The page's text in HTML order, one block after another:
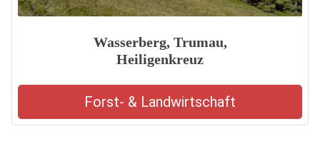
Wasserberg, Trumau,
Heiligenkreuz
Forst- & Landwirtschaft